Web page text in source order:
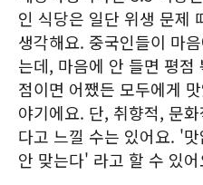
인 식당은 일단 위생 문제
생각해요. 중국인들이 마
는데, 마음에 안 들면 평
점이면 어쨌든 모두에게
야기에요. 단, 취향적, 문
다고 느낄 수는 있어요. '
안 맞는다' 라고 할 수 있어